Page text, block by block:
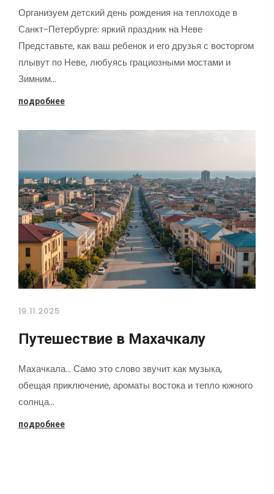
Организуем детский день рождения на теплоходе в
Санкт-Петербурге: яркий праздник на Неве
Представьте, как ваш ребенок и его друзья с восторгом
плывут по Неве, любуясь грациозными мостами и
Зимним…
подробнее
19.11.2025
Путешествие в Махачкалу
Махачкала... Само это слово звучит как музыка,
обещая приключение, ароматы востока и тепло южного
солнца…
подробнее